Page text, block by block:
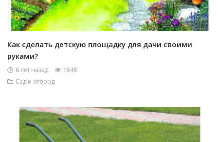
Как сделать детскую площадку для дачи своими
руками?
6 лет назад
1848
Сад и огород